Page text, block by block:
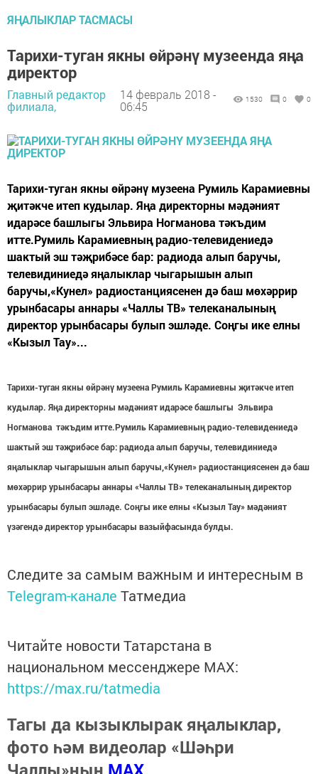
ЯҢАЛЫКЛАР ТАСМАСЫ
Тарихи-туган якны өйрәнү музеенда яңа
директор
Главный редактор
филиала,
14 февраль 2018 -
06:45
1530 0 0
Тарихи-туган якны өйрәнү музеена Румиль Карамиевны
җитәкче итеп кудылар. Яңа директорны мәдәният
идарәсе башлыгы Эльвира Ногманова тәкъдим
итте.Румиль Карамиевның радио-телевидениедә
шактый эш тәҗрибәсе бар: радиода алып баручы,
телевидиниедә яңалыклар чыгарышын алып
баручы,«Кунел» радиостанциясенен дә баш мөхәррир
урынбасары аннары «Чаллы ТВ» телеканалының
директор урынбасары булып эшләде. Соңгы ике елны
«Кызыл Тау»...
Тарихи-туган якны өйрәнү музеенаРумиль Карамиевны җитәкче итеп
кудылар. Яңа директорны мәдәният идарәсе башлыгы Эльвира
Ногманова тәкъдим итте.Румиль Карамиевныңрадио-телевидениедә
шактый эш тәҗрибәсе бар: радиода алып баручы, телевидиниедә
яңалыклар чыгарышын алып баручы,«Кунел» радиостанциясенен дә баш
мөхәррир урынбасары аннары «Чаллы ТВ» телеканалының директор
урынбасары булып эшләде. Соңгы ике елны «Кызыл Тау» мәдәният
үзәгендә директор урынбасары вазыйфасында булды.
Следите за самым важным и интересным в
Telegram-канале Татмедиа
Читайте новости Татарстана в
национальном мессенджере MАХ:
https://max.ru/tatmedia
Тагы да кызыклырак яңалыклар,
фото һәм видеолар «Шәһри